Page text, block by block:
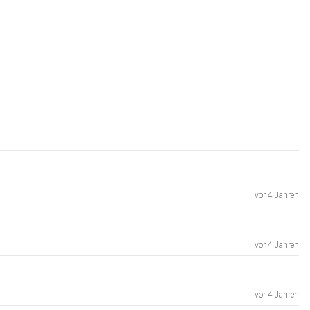
vor 4 Jahren
vor 4 Jahren
vor 4 Jahren